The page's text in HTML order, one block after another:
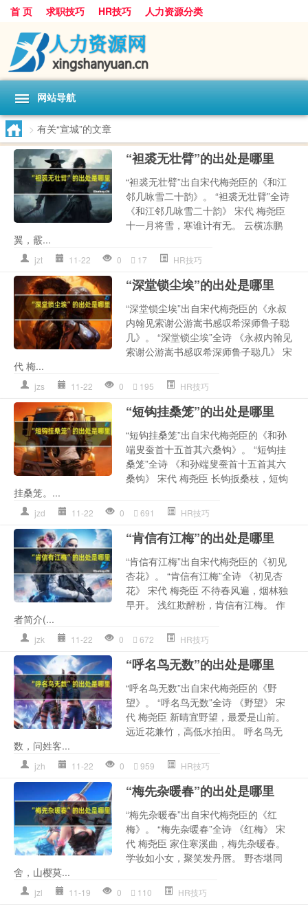
首 页 求职技巧 HR技巧 人力资源分类
网站导航
> 有关“宣城”的文章
“袒裘无壮臂”的出处是哪里
“袒裘无壮臂”出自宋代梅尧臣的《和江
邻几咏雪二十韵》。 “袒裘无壮臂”全诗
《和江邻几咏雪二十韵》 宋代 梅尧臣
十一月将雪，寒谁计有无。 云横冻鹏
翼，霰...
jzt 11-22 0 17 HR技巧
“深堂锁尘埃”的出处是哪里
“深堂锁尘埃”出自宋代梅尧臣的《永叔
内翰见索谢公游嵩书感叹希深师鲁子聪
几》。 “深堂锁尘埃”全诗 《永叔内翰见
索谢公游嵩书感叹希深师鲁子聪几》 宋
代 梅...
jzs 11-22 0 195 HR技巧
“短钩挂桑笼”的出处是哪里
“短钩挂桑笼”出自宋代梅尧臣的《和孙
端叟蚕首十五首其六桑钩》。 “短钩挂
桑笼”全诗 《和孙端叟蚕首十五首其六
桑钩》 宋代 梅尧臣 长钩扳桑枝，短钩
挂桑笼。...
jzd 11-22 0 691 HR技巧
“肯信有江梅”的出处是哪里
“肯信有江梅”出自宋代梅尧臣的《初见
杏花》。 “肯信有江梅”全诗 《初见杏
花》 宋代 梅尧臣 不待春风遍，烟林独
早开。 浅红欺醉粉，肯信有江梅。 作
者简介(...
jzk 11-22 0 672 HR技巧
“呼名鸟无数”的出处是哪里
“呼名鸟无数”出自宋代梅尧臣的《野
望》。 “呼名鸟无数”全诗 《野望》 宋
代 梅尧臣 新晴宜野望，最爱是山前。
远近花兼竹，高低水拍田。 呼名鸟无
数，问姓客...
jzh 11-22 0 959 HR技巧
“梅先杂暖春”的出处是哪里
“梅先杂暖春”出自宋代梅尧臣的《红
梅》。 “梅先杂暖春”全诗 《红梅》 宋
代 梅尧臣 家住寒溪曲，梅先杂暖春。
学妆如小女，聚笑发丹唇。 野杏堪同
舍，山樱莫...
jzl 11-19 0 110 HR技巧